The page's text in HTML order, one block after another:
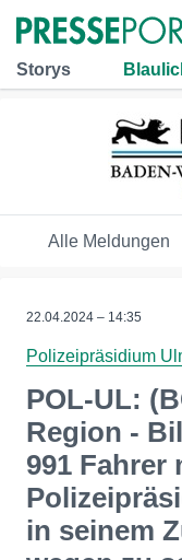
Storys
Alle Meldungen
22.04.2024 – 14:35
Polizeipräsidium
POL-UL:
Region -
991 Fahrer
in seinem